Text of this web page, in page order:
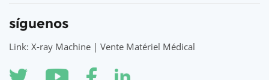
síguenos
Link: X-ray Machine | Vente Matériel Médical